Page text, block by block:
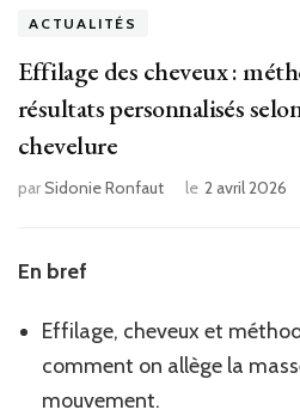
ACTUALITÉS
Effilage des cheveux :
résultats personnalisés
chevelure
parSidonie Ronfaut le 2 avril 2026
En bref
Effilage, cheveux et
comment on allège la
mouvement.